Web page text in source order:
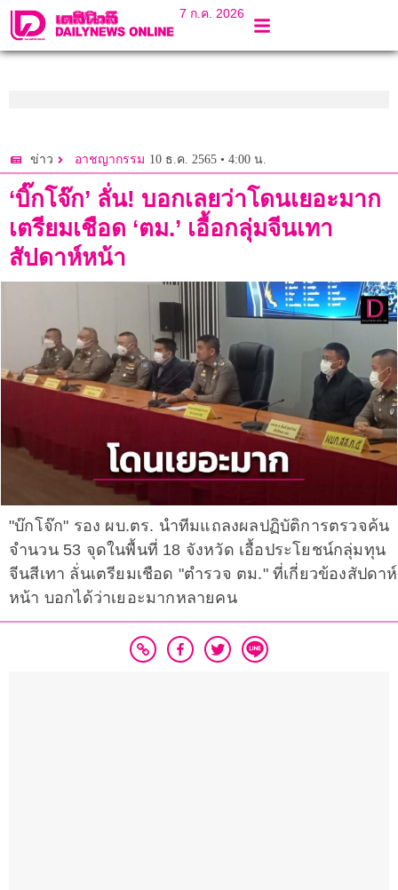
7 ก.ค. 2026
ข่าว อาชญากรรม 10 ธ.ค. 2565 • 4:00 น.
‘บิ๊กโจ๊ก’ ลั่น! บอกเลยว่าโดนเยอะมาก
เตรียมเชือด ‘ตม.’ เอื้อกลุ่มจีนเทา
สัปดาห์หน้า
"บ๊กโจ๊ก" รอง ผบ.ตร. นำทีมแถลงผลปฏิบัติการตรวจค้น
จำนวน 53 จุดในพื้นที่ 18 จังหวัด เอื้อประโยชน์กลุ่มทุน
จีนสีเทา ลั่นเตรียมเชือด "ตำรวจ ตม." ที่เกี่ยวข้องสัปดาห์
หน้า บอกได้ว่าเยอะมากหลายคน